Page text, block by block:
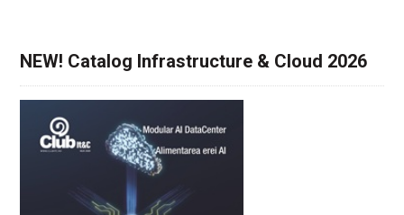
NEW! Catalog Infrastructure & Cloud 2026